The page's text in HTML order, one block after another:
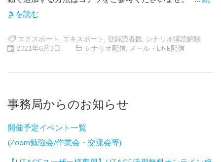
きを読む
エクスポート エキスポート 登録読者数 シナリオ購読解除
2021年6月3日
シナリオ配信 メール・LINE配信
事務局からのお知らせ
開催予定イベント一覧
(Zoom勉強会/作業会・交流会等)